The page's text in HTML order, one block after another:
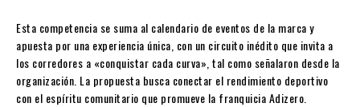
Esta competencia se suma al calendario de eventos de la marca y
apuesta por una experiencia única, con un circuito inédito que invita a
los corredores a «conquistar cada curva», tal como señalaron desde la
organización. La propuesta busca conectar el rendimiento deportivo
con el espíritu comunitario que promueve la franquicia Adizero.